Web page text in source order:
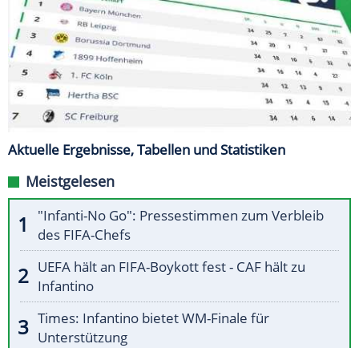
Aktuelle Ergebnisse, Tabellen und Statistiken
Meistgelesen
"Infanti-No Go": Pressestimmen zum Verbleib
des FIFA-Chefs
UEFA hält an FIFA-Boykott fest - CAF hält zu
Infantino
Times: Infantino bietet WM-Finale für
Unterstützung